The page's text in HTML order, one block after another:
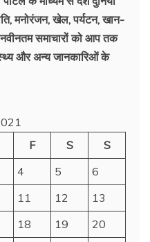
मनोरंजन, खेल, पर्यटन, खान-
समाचारों को आप तक
और अन्य जानकारिओं के
F S
S
4 5
6
11 12
13
18 19
20